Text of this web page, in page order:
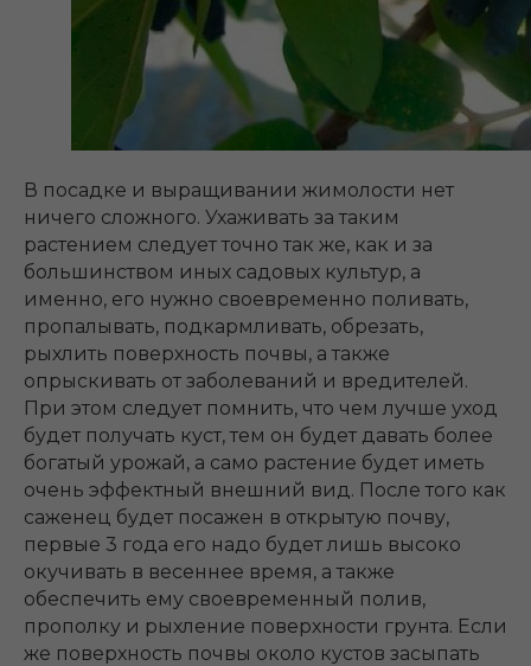
В посадке и выращивании жимолости нет
ничего сложного. Ухаживать за таким
растением следует точно так же, как и за
большинством иных садовых культур, а
именно, его нужно своевременно поливать,
пропалывать, подкармливать, обрезать,
рыхлить поверхность почвы, а также
опрыскивать от заболеваний и вредителей.
При этом следует помнить, что чем лучше уход
будет получать куст, тем он будет давать более
богатый урожай, а само растение будет иметь
очень эффектный внешний вид. После того как
саженец будет посажен в открытую почву,
первые 3 года его надо будет лишь высоко
окучивать в весеннее время, а также
обеспечить ему своевременный полив,
прополку и рыхление поверхности грунта. Если
же поверхность почвы около кустов засыпать